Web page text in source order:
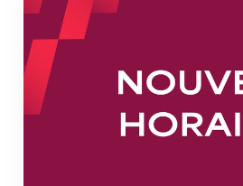
Nouveaux horaires du